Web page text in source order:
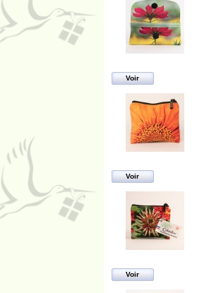
Voir
Voir
Voir